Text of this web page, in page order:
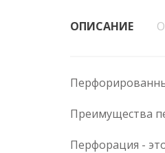
ОПИСАНИЕ
Преимущества
Перфорация -